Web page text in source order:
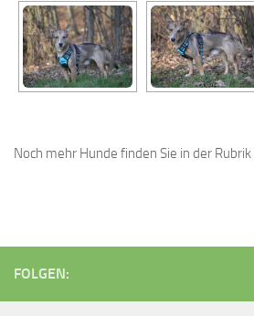
Noch mehr Hunde finden Sie in der Rubrik
FOLGEN: